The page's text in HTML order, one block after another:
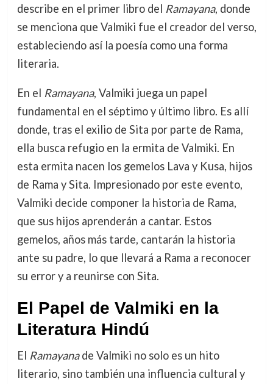
describe en el primer libro del Ramayana, donde
se menciona que Valmiki fue el creador del verso,
estableciendo así la poesía como una forma
literaria.
En el Ramayana, Valmiki juega un papel
fundamental en el séptimo y último libro. Es allí
donde, tras el exilio de Sita por parte de Rama,
ella busca refugio en la ermita de Valmiki. En
esta ermita nacen los gemelos Lava y Kusa, hijos
de Rama y Sita. Impresionado por este evento,
Valmiki decide componer la historia de Rama,
que sus hijos aprenderán a cantar. Estos
gemelos, años más tarde, cantarán la historia
ante su padre, lo que llevará a Rama a reconocer
su error y a reunirse con Sita.
El Papel de Valmiki en la
Literatura Hindú
El Ramayanade Valmiki no solo es un hito
literario, sino también una influencia cultural y